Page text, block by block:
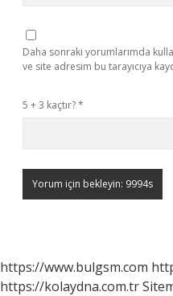
Daha sonraki yorumlarımda
ve site adresim bu tarayıcıya
5 + 3 kaçtır?*
https://www.bulgsm.com
https://kolaydna.com.tr